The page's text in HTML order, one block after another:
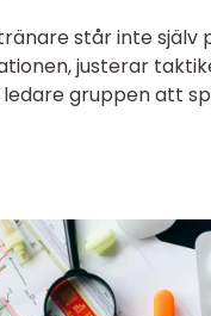
står inte
justerar
gruppen att